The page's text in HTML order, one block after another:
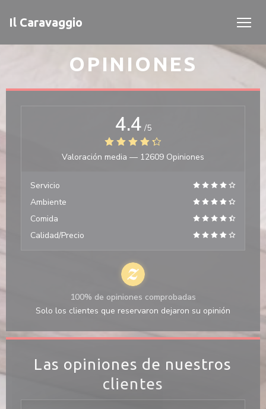
Il Caravaggio
OPINIONES
Las opiniones de nuestros
clientes
4.4 /5
Valoración media — 12609 Opiniones
Servicio
Ambiente
Comida
Calidad/Precio
100% de opiniones comprobadas
Solo los clientes que reservaron dejaron su opinión